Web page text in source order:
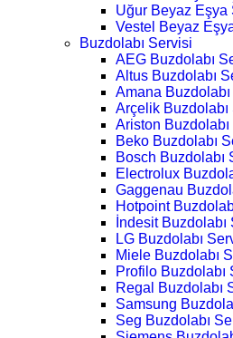
Uğur Beyaz Eşya
Vestel Beyaz
Buzdolabı Servisi
AEG Buzdolabı
Altus Buzdolabı
Amana
Arçelik Buzdolabı
Ariston
Beko Buzdolabı
Bosch Buzdolabı
Electrolux
Gaggenau
Hotpoint
İndesit Buzdolabı
LG Buzdolabı
Miele Buzdolabı
Profilo Buzdolabı
Regal Buzdolabı
Samsung
Seg Buzdolabı